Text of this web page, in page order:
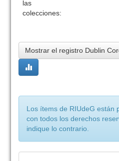
las
colecciones:
Mostrar el registro Dublin
Los ítems de RIUdeG están
con todos los derechos
indique lo contrario.